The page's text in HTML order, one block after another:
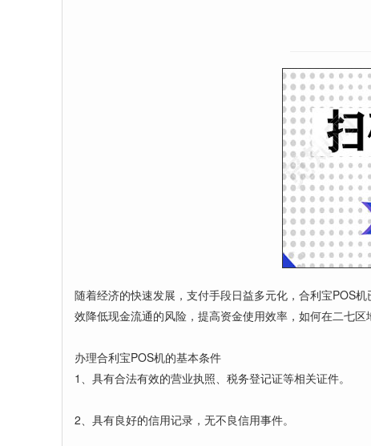
随着经济的快速发展，支付手段日益多元化，合利宝POS
效降低现金流通的风险，提高资金使用效率，如何在二七
办理合利宝POS机的基本条件
1、具有合法有效的营业执照、税务登记证等相关证件。
2、具有良好的信用记录，无不良信用事件。